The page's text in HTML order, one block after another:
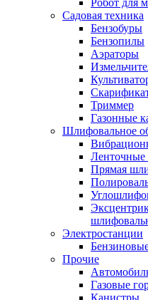
Робот для
Садовая техника
Бензобуры
Бензопилы
Аэраторы
Триммер
Газонные
Шлифовальное
Прямая
Электростанции
Прочие
Газовые
Канистры